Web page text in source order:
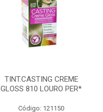
TINT.CASTING CREME
GLOSS 810 LOURO PER*
Código: 121150